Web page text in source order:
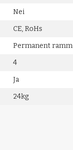
Nei
CE, RoHs
Permanent
4
Ja
24kg